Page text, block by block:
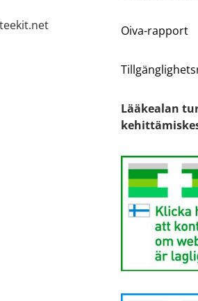
Oiva-rapport
Lääkealan